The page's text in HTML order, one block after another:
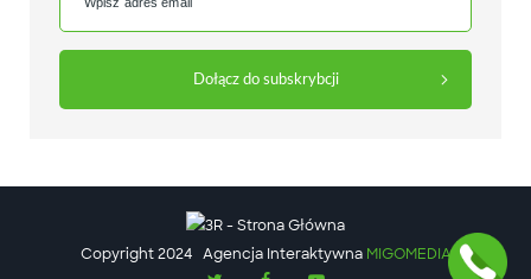
Copyright 2024Agencja Interaktywna MIGOMEDIA